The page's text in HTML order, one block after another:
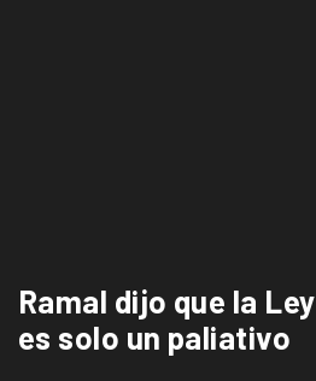
Ramal dijo que la
es solo un paliativo